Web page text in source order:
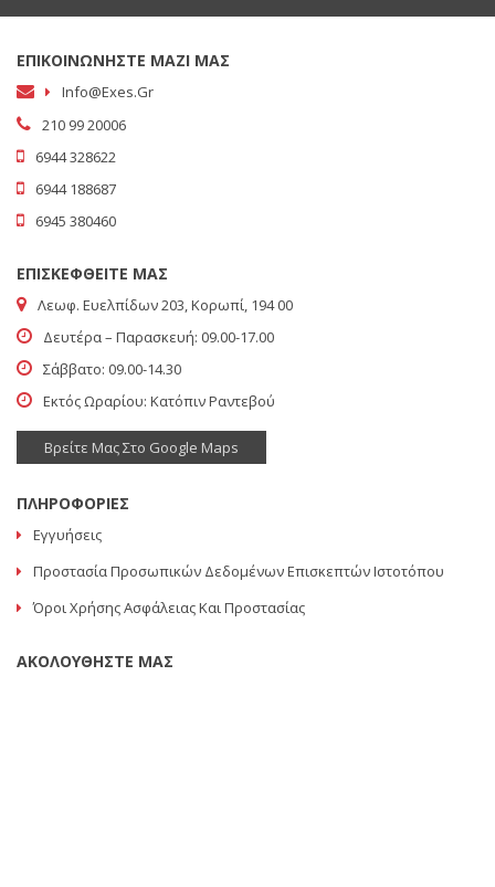
ΕΠΙΚΟΙΝΩΝΗΣΤΕ ΜΑΖΙ ΜΑΣ
Info@exes.gr
210 99 20006
6944 328622
6944 188687
6945 380460
ΕΠΙΣΚΕΦΘΕΙΤΕ ΜΑΣ
Λεωφ. Ευελπίδων 203, Κορωπί, 194 00
Δευτέρα – Παρασκευή: 09.00-17.00
Σάββατο: 09.00-14.30
Εκτός Ωραρίου: Κατόπιν Ραντεβού
Βρείτε Μας Στο Google Maps
ΠΛΗΡΟΦΟΡΙΕΣ
Εγγυήσεις
Προστασία Προσωπικών Δεδομένων Επισκεπτών Ιστοτόπου
Όροι Χρήσης Ασφάλειας Και Προστασίας
ΑΚΟΛΟΥΘΗΣΤΕ ΜΑΣ